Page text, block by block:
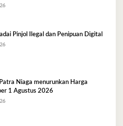
Kondusif
Pinjol Ilegal dan Penipuan Digital
Niaga menurunkan Harga
1 Agustus 2026